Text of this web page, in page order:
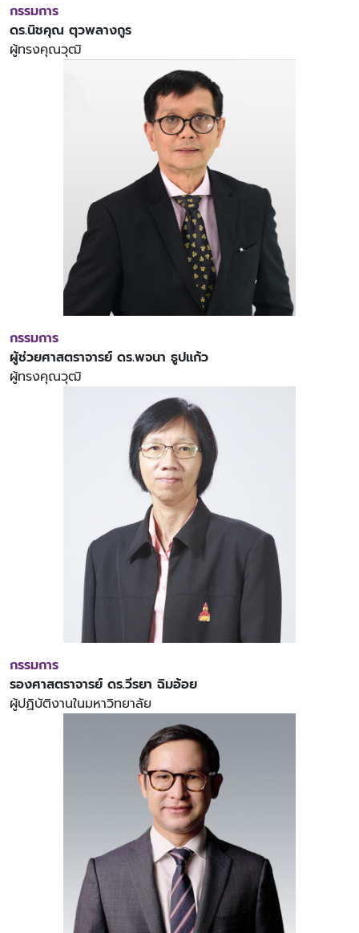
กรรมการ
ดร.นิชคุณ ตุวพลางกูร
ผู้ทรงคุณวุฒิ
กรรมการ
ผู้ช่วยศาสตราจารย์ ดร.พจนา ธูปแก้ว
ผู้ทรงคุณวุฒิ
กรรมการ
รองศาสตราจารย์ ดร.วีรยา ฉิมอ้อย
ผู้ปฏิบัติงานในมหาวิทยาลัย